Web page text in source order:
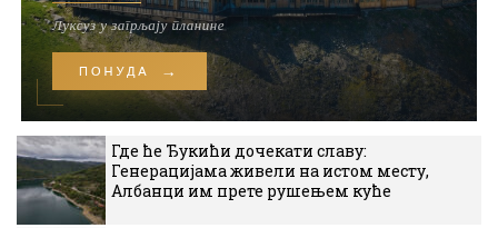
Где ће Ђукићи дочекати славу:
Генерацијама живели на истом месту,
Албанци им прете рушењем куће